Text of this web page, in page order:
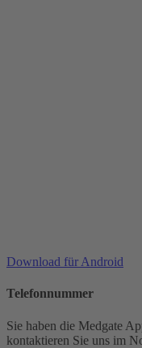
Download für Android
Telefonnummer
Sie haben die Medgate
kontaktieren Sie uns im